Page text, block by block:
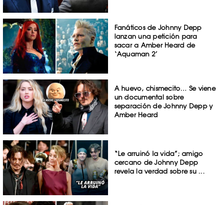
Fanáticos de Johnny Depp
lanzan una petición para
sacar a Amber Heard de
‘Aquaman 2’
A huevo, chismecito… Se viene
un documental sobre
separación de Johnny Depp y
Amber Heard
“Le arruinó la vida”; amigo
cercano de Johnny Depp
revela la verdad sobre su ...